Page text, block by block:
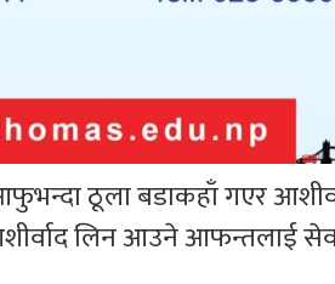
ठूला बडाकहाँ गएर
लिन आउने आफन्तलाई